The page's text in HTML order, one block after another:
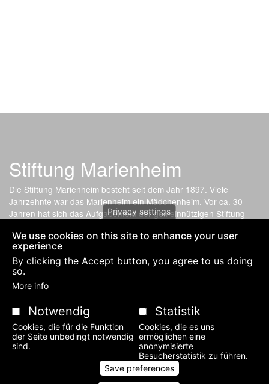
Stiftung Marienheim
Die Stiftung Marienheim besteht seit dem Jahr 1897. Viele
Jahrzehnte war das Marienheim ein Mädchenheim. Vor ca. 30
Jahren hat sich das Aufgabenfeld der gemeinnützigen Stiftung
Wohnmöglichkeit für Angehörige, Lernhilfe für Kinder und
Kleinwohnungen für Studenten an.
Fußzeilenmenü
PRIVACY POLICY AND IMPRESSUM-LEGAL NOTICE
Privacy settings
We use cookies on this site to enhance your user
experience
By clicking the Accept button, you agree to us doing
so.
More info
Notwendig
Cookies, die für die Funktion
der Seite unbedingt notwendig
sind.
Statistik
Cookies, die es uns
ermöglichen eine
anonymisierte
Besucherstatistik zu führen.
Save preferences